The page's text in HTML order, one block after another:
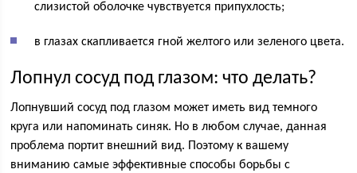
слизистой оболочке чувствуется припухлость;
в глазах скапливается гной желтого или зеленого цвета.
Лопнул сосуд под глазом: что делать?
Лопнувший сосуд под глазом может иметь вид темного
круга или напоминать синяк. Но в любом случае, данная
проблема портит внешний вид. Поэтому к вашему
вниманию самые эффективные способы борьбы с